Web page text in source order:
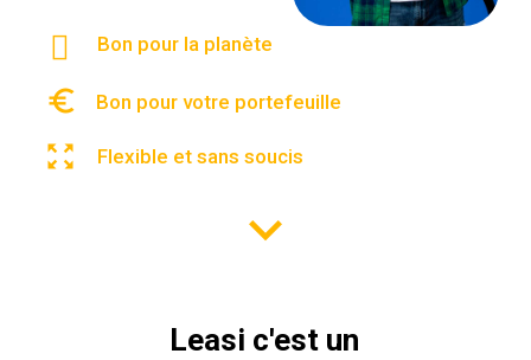
keyboard_arrow_down
Bon pour la planète
Bon pour votre portefeuille
Flexible et sans soucis
euro_symbol
zoom_out_map
Leasi c'est un